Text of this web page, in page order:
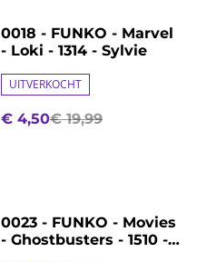
%
0018 - FUNKO - Marvel
- Loki - 1314 - Sylvie
UITVERKOCHT
€ 4,50€ 19,99
%
0023 - FUNKO - Movies
- Ghostbusters - 1510 -